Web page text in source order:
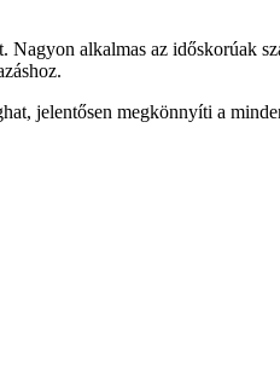
alkalmas az időskorúak
jelentősen megkönnyíti a